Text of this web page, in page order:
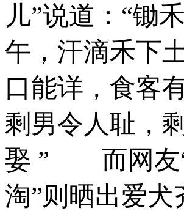
儿”说道：“锄
午，汗滴禾下
口能详，食客
剩男令人耻，
娶 ” 而网友
淘”则晒出爱犬